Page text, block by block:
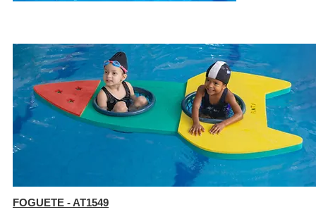
FOGUETE - AT1549